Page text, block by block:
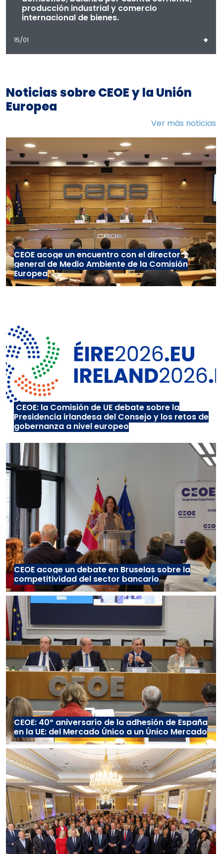
producción industrial y comercio
internacional de bienes.
15/01 +
Noticias sobre CEOE y la Unión
Europea
Ver más noticias
CEOE acoge un encuentro con el director
general de Medio Ambiente de la Comisión
Europea
CEOE: la Comisión de UE debate sobre la
Presidencia irlandesa del Consejo y los retos de
gobernanza a nivel europeo
CEOE acoge un debate en Bruselas sobre la
competitividad del sector bancario
CEOE: 40º aniversario de la adhesión de España
en la UE: del Mercado Único a un Único Mercado